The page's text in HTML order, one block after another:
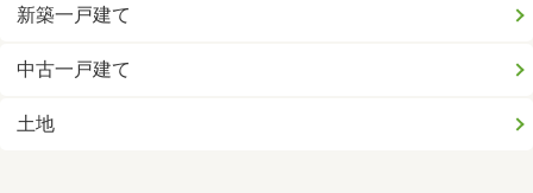
新築一戸建て
中古一戸建て
土地